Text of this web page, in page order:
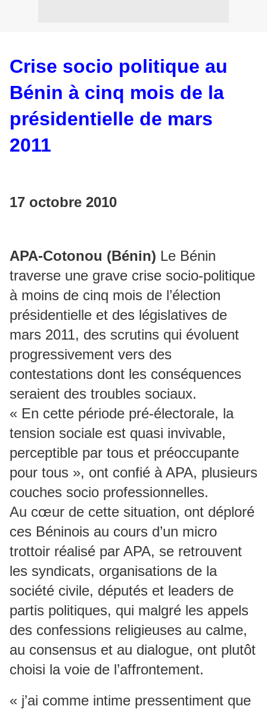
Crise socio politique au
Bénin à cinq mois de la
présidentielle de mars
2011
17 octobre 2010
APA-Cotonou (Bénin) Le Bénin
traverse une grave crise socio-politique
à moins de cinq mois de l’élection
présidentielle et des législatives de
mars 2011, des scrutins qui évoluent
progressivement vers des
contestations dont les conséquences
seraient des troubles sociaux.
« En cette période pré-électorale, la
tension sociale est quasi invivable,
perceptible par tous et préoccupante
pour tous », ont confié à APA, plusieurs
couches socio professionnelles.
Au cœur de cette situation, ont déploré
ces Béninois au cours d’un micro
trottoir réalisé par APA, se retrouvent
les syndicats, organisations de la
société civile, députés et leaders de
partis politiques, qui malgré les appels
des confessions religieuses au calme,
au consensus et au dialogue, ont plutôt
choisi la voie de l’affrontement.
« j’ai comme intime pressentiment que